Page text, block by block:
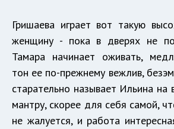
Гришаева играет вот такую
женщину - пока в дверях не
Тамара начинает оживать,
тон ее по-прежнему вежлив,
старательно называет Ильина на
мантру, скорее для себя самой,
не жалуется, и работа